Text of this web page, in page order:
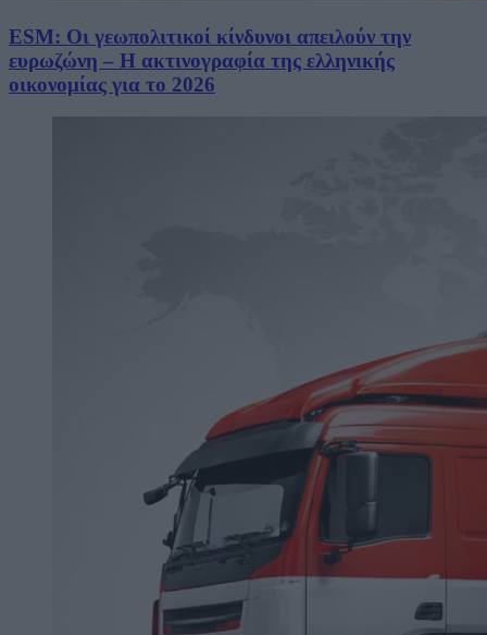
ESM: Οι γεωπολιτικοί κίνδυνοι απειλούν την
ευρωζώνη – Η ακτινογραφία της ελληνικής
οικονομίας για το 2026